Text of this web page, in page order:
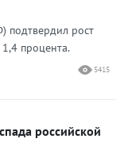
рост
процента.
5415
российской